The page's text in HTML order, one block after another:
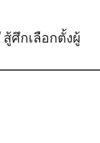
ศึกเลือกตั้งผู้